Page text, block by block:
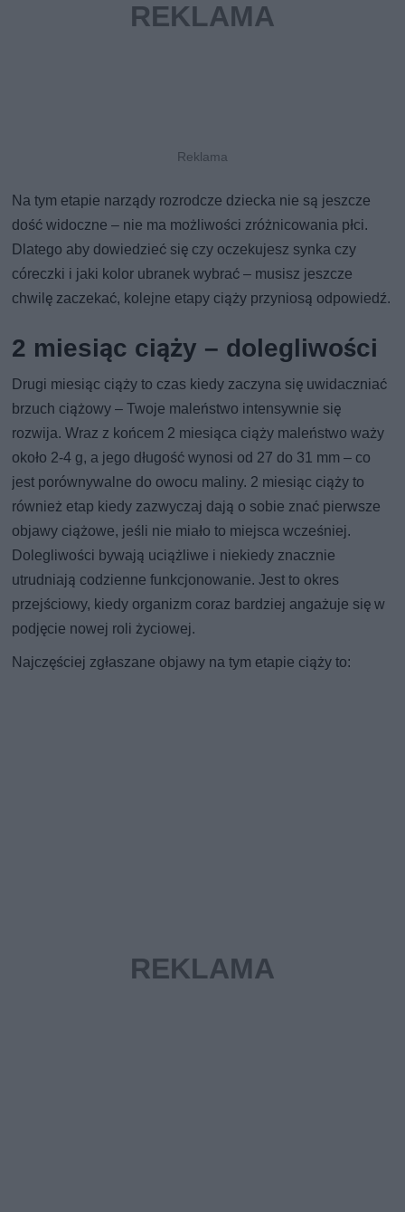
Na tym etapie narządy rozrodcze dziecka nie są jeszcze
dość widoczne – nie ma możliwości zróżnicowania płci.
Dlatego aby dowiedzieć się czy oczekujesz synka czy
córeczki i jaki kolor ubranek wybrać – musisz jeszcze
chwilę zaczekać, kolejne etapy ciąży przyniosą odpowiedź.
2 miesiąc ciąży – dolegliwości
Drugi miesiąc ciąży to czas kiedy zaczyna się uwidaczniać
brzuch ciążowy – Twoje maleństwo intensywnie się
rozwija. Wraz z końcem 2 miesiąca ciąży maleństwo waży
około 2-4 g, a jego długość wynosi od 27 do 31 mm – co
jest porównywalne do owocu maliny. 2 miesiąc ciąży to
również etap kiedy zazwyczaj dają o sobie znać pierwsze
objawy ciążowe, jeśli nie miało to miejsca wcześniej.
Dolegliwości bywają uciążliwe i niekiedy znacznie
utrudniają codzienne funkcjonowanie. Jest to okres
przejściowy, kiedy organizm coraz bardziej angażuje się w
podjęcie nowej roli życiowej.
Najczęściej zgłaszane objawy na tym etapie ciąży to: